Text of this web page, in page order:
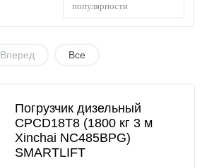
популярности
Вперед Все
Погрузчик дизельный
CPCD18T8 (1800 кг 3 м
Xinchai NC485BPG)
SMARTLIFT